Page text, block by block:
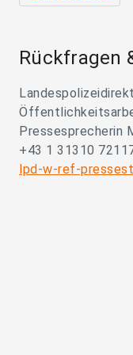
Rückfragen
Pressesprecherin
+43 1 31310
lpd-w-ref-